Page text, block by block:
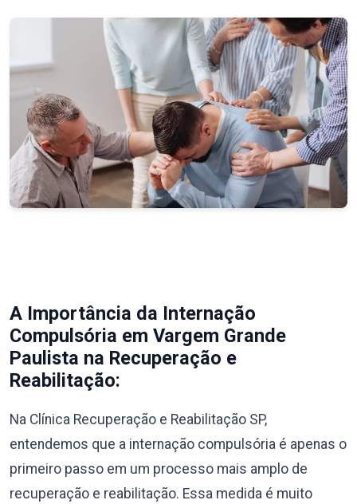
A Importância da Internação
Compulsória em Vargem Grande
Paulista na Recuperação e
Reabilitação:
Na Clínica Recuperação e Reabilitação SP,
entendemos que a internação compulsória é apenas o
primeiro passo em um processo mais amplo de
recuperação e reabilitação. Essa medida é muito